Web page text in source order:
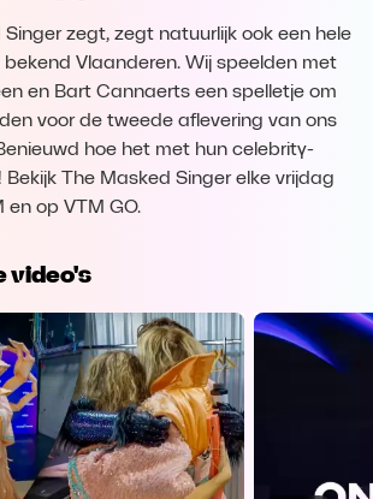
zegt, zegt natuurlijk ook een hele
Vlaanderen. Wij speelden met
en Bart Cannaerts een spelletje om
voor de tweede aflevering van ons
hoe het met hun celebrity-
Bekijk The Masked Singer elke vrijdag
en op VTM GO.
video's